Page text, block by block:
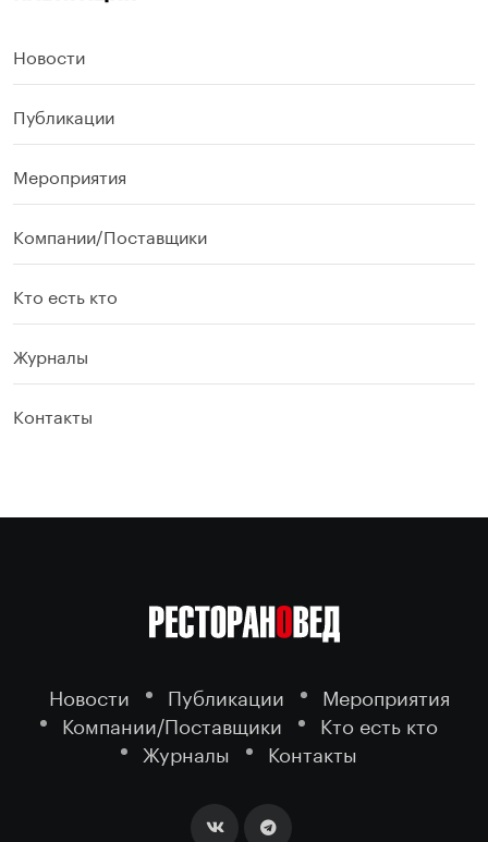
Новости
Публикации
Мероприятия
Компании/Поставщики
Кто есть кто
Журналы
Контакты
Новости Публикации
Мероприятия
Компании/Поставщики
Кто есть кто
Журналы
Контакты